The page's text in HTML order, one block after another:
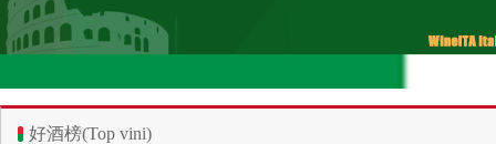
好酒榜(Top vini)